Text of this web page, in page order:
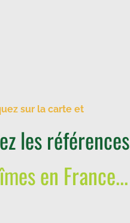
sur la carte et
les références
en France...